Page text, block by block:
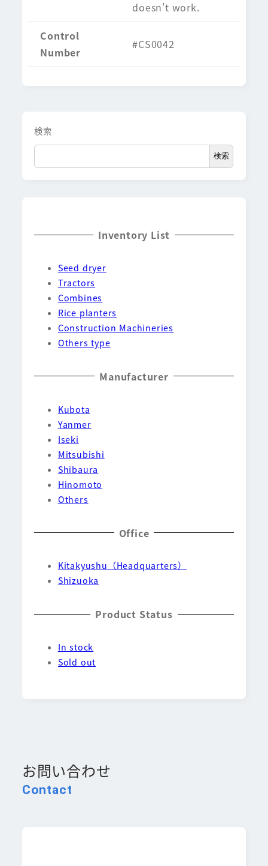
doesn't work.
Control
Number
#CS0042
検索
検索
Inventory List
Seed dryer
Tractors
Combines
Rice planters
Construction Machineries
Others type
Manufacturer
Kubota
Yanmer
Iseki
Mitsubishi
Shibaura
Hinomoto
Others
Office
Kitakyushu（Headquarters）
Shizuoka
Product Status
In stock
Sold out
Contact
お問い合わせ